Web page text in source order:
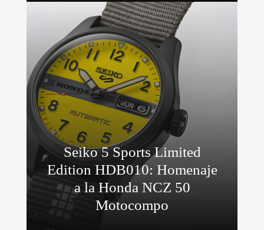
Seiko 5 Sports Limited
Edition HDB010: Homenaje
a la Honda NCZ 50
Motocompo